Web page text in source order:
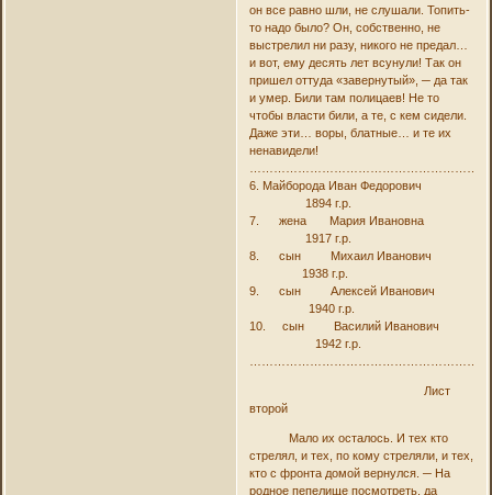
он все равно шли, не слушали. Топить-
то надо было? Он, собственно, не
выстрелил ни разу, никого не предал…
и вот, ему десять лет всунули! Так он
пришел оттуда «завернутый», ─ да так
и умер. Били там полицаев! Не то
чтобы власти били, а те, с кем сидели.
Даже эти… воры, блатные… и те их
ненавидели!
6. Майборода Иван Федорович
1894 г.р.
7. жена Мария Ивановна
1917 г.р.
8. сын Михаил Иванович
1938 г.р.
9. сын Алексей Иванович
1940 г.р.
10. сын Василий Иванович
1942 г.р.
Лист
второй
Мало их осталось. И тех кто
стрелял, и тех, по кому стреляли, и тех,
кто с фронта домой вернулся. ─ На
родное пепелище посмотреть, да